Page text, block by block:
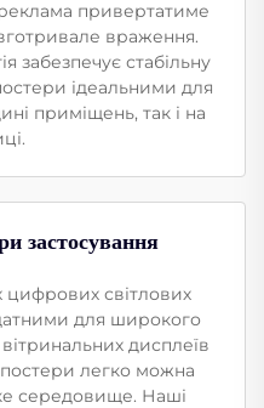
привертатиме
враження.
забезпечує стабільну
ідеальними для
приміщень, так і на
застосування
цифрових світлових
для широкого
дисплеїв
легко можна
середовище. Наші